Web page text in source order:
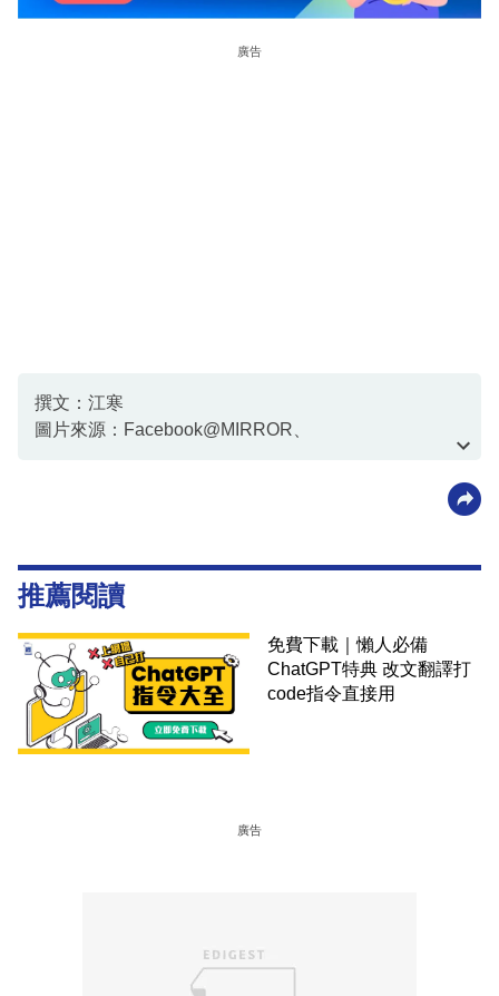
廣告
撰文：江寒
圖片來源：Facebook@MIRROR、
推薦閱讀
免費下載｜懶人必備
ChatGPT特典 改文翻譯打
code指令直接用
廣告